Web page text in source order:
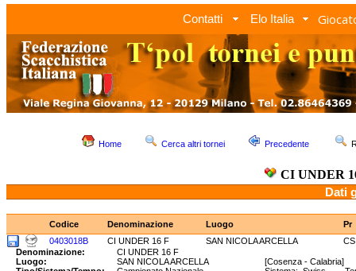
Contatti Elo Italia
Home Cerca altri tornei Precedente
CI UNDER
Dati
Codice Denominazione Luogo
Pr
0403018B
CI UNDER 16 F SAN NICOLA ARCELLA
CS
Denominazione:
CI UNDER 16 F
Luogo:
SAN NICOLA ARCELLA
[Cosenza - Calabria]